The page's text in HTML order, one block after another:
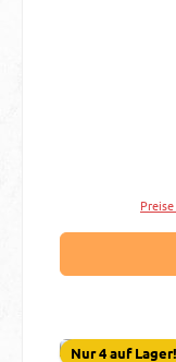
Nur 4 auf Lager!